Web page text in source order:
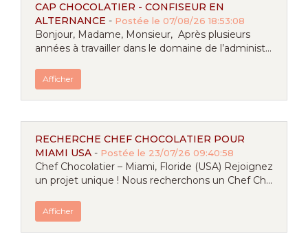
CAP CHOCOLATIER - CONFISEUR EN
ALTERNANCE - Postée le 07/08/26 18:53:08
Bonjour, Madame, Monsieur, Après plusieurs
années à travailler dans le domaine de l’administ...
Afficher
RECHERCHE CHEF CHOCOLATIER POUR
MIAMI USA - Postée le 23/07/26 09:40:58
Chef Chocolatier – Miami, Floride (USA) Rejoignez
un projet unique ! Nous recherchons un Chef Ch...
Afficher